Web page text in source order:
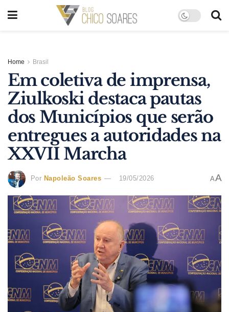
Home Brasil
Em coletiva de imprensa,
Ziulkoski destaca pautas
dos Municípios que serão
entregues a autoridades na
XXVII Marcha
Por Napoleão Soares 19/05/2026 AA